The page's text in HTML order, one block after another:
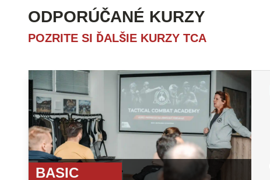
ODPORÚČANÉ KURZY
POZRITE SI ĎALŠIE KURZY TCA
BASIC